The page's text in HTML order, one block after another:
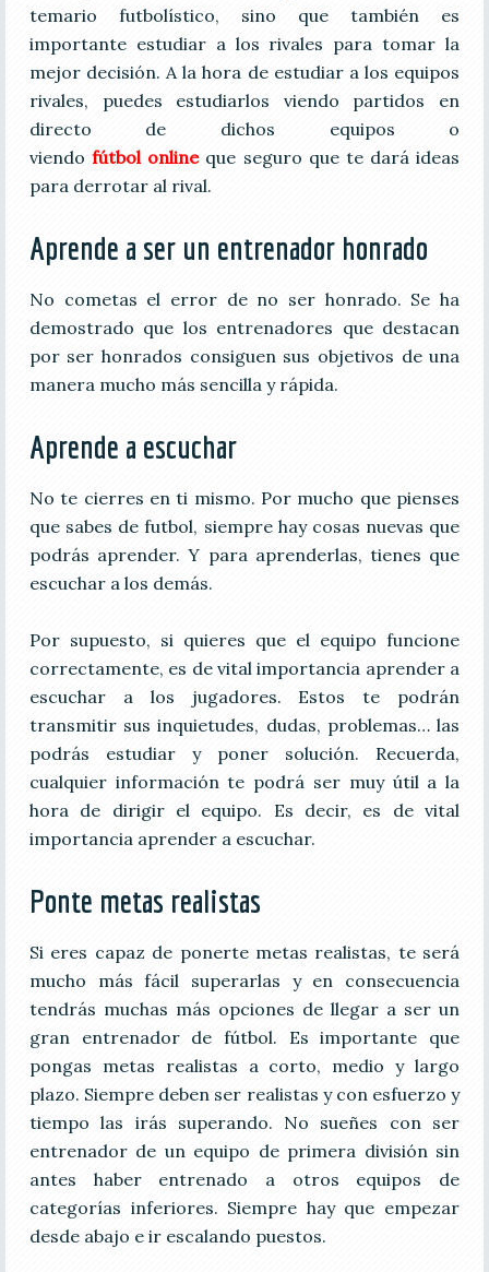
temario futbolístico, sino que también es
importante estudiar a los rivales para tomar la
mejor decisión. A la hora de estudiar a los equipos
rivales, puedes estudiarlos viendo partidos en
directo de dichos equipos o
viendofútbol onlineque seguro que te dará ideas
para derrotar al rival.
Aprende a ser un entrenador honrado
No cometas el error de no ser honrado. Se ha
demostrado que los entrenadores que destacan
por ser honrados consiguen sus objetivos de una
manera mucho más sencilla y rápida.
Aprende a escuchar
No te cierres en ti mismo. Por mucho que pienses
que sabes de futbol, siempre hay cosas nuevas que
podrás aprender. Y para aprenderlas, tienes que
escuchar a los demás.
Por supuesto, si quieres que el equipo funcione
correctamente, es de vital importancia aprender a
escuchar a los jugadores. Estos te podrán
transmitir sus inquietudes, dudas, problemas… las
podrás estudiar y poner solución. Recuerda,
cualquier información te podrá ser muy útil a la
hora de dirigir el equipo. Es decir, es de vital
importancia aprender a escuchar.
Ponte metas realistas
Si eres capaz de ponerte metas realistas, te será
mucho más fácil superarlas y en consecuencia
tendrás muchas más opciones de llegar a ser un
gran entrenador de fútbol. Es importante que
pongas metas realistas a corto, medio y largo
plazo. Siempre deben ser realistas y con esfuerzo y
tiempo las irás superando. No sueñes con ser
entrenador de un equipo de primera división sin
antes haber entrenado a otros equipos de
categorías inferiores. Siempre hay que empezar
desde abajo e ir escalando puestos.